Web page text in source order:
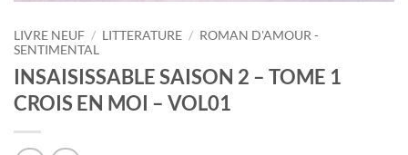
LIVRE NEUF / LITTERATURE / ROMAN D'AMOUR -
SENTIMENTAL
INSAISISSABLE SAISON 2 – TOME 1
CROIS EN MOI – VOL01